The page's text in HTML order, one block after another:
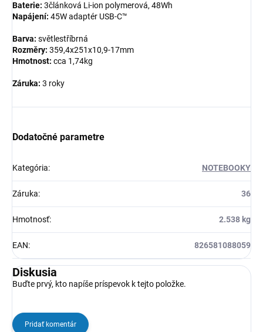
Baterie: 3článková Li-ion polymerová, 48Wh
Napájení: 45W adaptér USB-C™
Barva: světlestříbrná
Rozměry: 359,4x251x10,9-17mm
Hmotnost: cca 1,74kg
Záruka: 3 roky
Dodatočné parametre
Kategória: NOTEBOOKY
Záruka: 36
Hmotnosť: 2.538 kg
EAN: 826581088059
Diskusia
Buďte prvý, kto napíše príspevok k tejto položke.
Pridať komentár